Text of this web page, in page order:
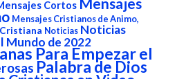
Cortos
Mensajes Cristianos de Animo,
Noticias Noticias
Mundo de 2022
Para Empezar el
Palabra de Dios